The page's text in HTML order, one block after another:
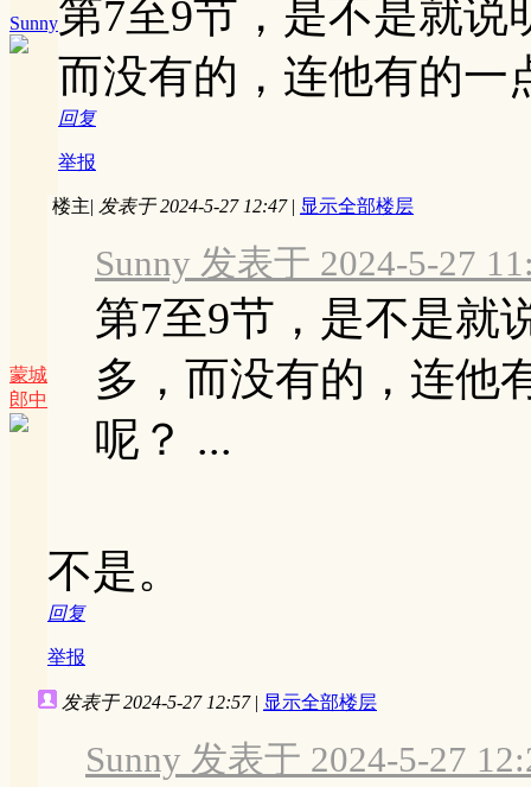
Sunny第7至9节，是不是就
而没有的，连他有的一
回复
举报
蒙城
郎中
楼主| 发表于 2024-5-27 12:47 | 显示全部楼层
Sunny 发表于 2024-5-27
第7至9节，是不是就
多，而没有的，连他
呢？ ...
不是。
回复
举报
发表于 2024-5-27 12:57 | 显示全部楼层
Sunny 发表于 2024-5-27